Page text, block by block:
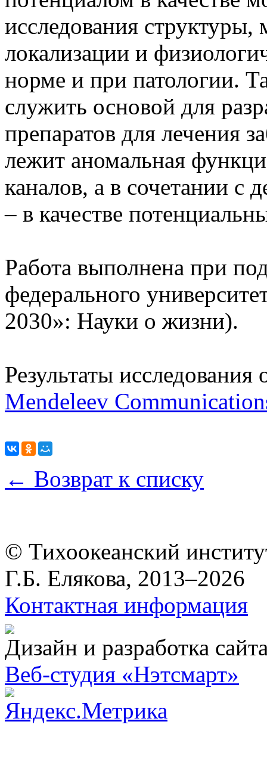
исследования структуры,
локализации и
норме и при патологии.
служить основой для
препаратов для лечения
лежит аномальная
каналов, а в сочетании с
– в качестве
Работа выполнена при
федерального
2030»: Науки о жизни).
Результаты
Mendeleev
← Возврат к списку
© Тихоокеанский
Г.Б. Елякова, 2013–2026
Контактная информация
Дизайн и разработка
Веб-студия «Нэтсмарт»